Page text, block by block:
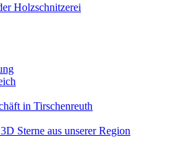
Holzschnitzerei
in Tirschenreuth
Sterne aus unserer Region